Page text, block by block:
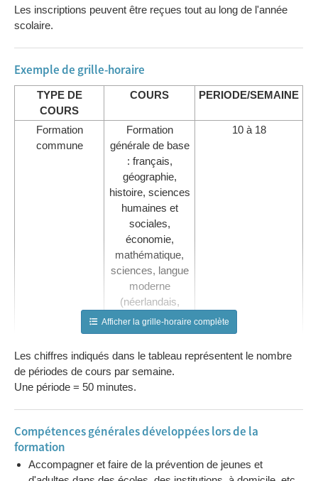
Les inscriptions peuvent être reçues tout au long de l'année
scolaire.
Exemple de grille-horaire
TYPE DE
COURS
COURS PERIODE/SEMAINE
Formation
commune
Formation
générale de base
: français,
géographie,
histoire, sciences
humaines et
sociales,
économie,
mathématique,
sciences, langue
moderne
(néerlandais,
anglais ou
allemand)
10 à 18
Activités au choix
(selon
l’établissement)
0 à 2
Travaux pratiques 1 à 7
Afficher la grille-horaire complète
Les chiffres indiqués dans le tableau représentent le nombre
de périodes de cours par semaine.
Une période = 50 minutes.
Compétences générales développées lors de la
formation
Accompagner et faire de la prévention de jeunes et